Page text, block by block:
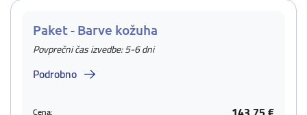
Paket - Barve kožuha
Povprečni čas izvedbe: 5-6 dni
Podrobno